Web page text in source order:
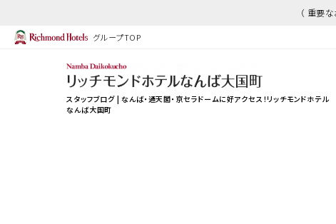
（ 重要
グループTOP
スタッフブログ | なんば・通天閣・京セラドームに好アクセス！リッチモンドホテル
なんば大国町